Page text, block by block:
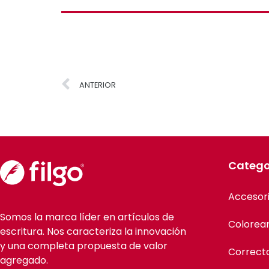
ANTERIOR
Somos la marca líder en artículos de
escritura. Nos caracteriza la innovación
y una completa propuesta de valor
agregado.